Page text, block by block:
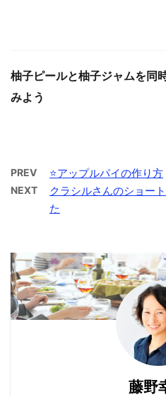
柚子ピールと柚子ジャムを同
みよう
PREV ⭐️アップルパイの作り方
NEXT
クラシルさんのショー
た
藤野